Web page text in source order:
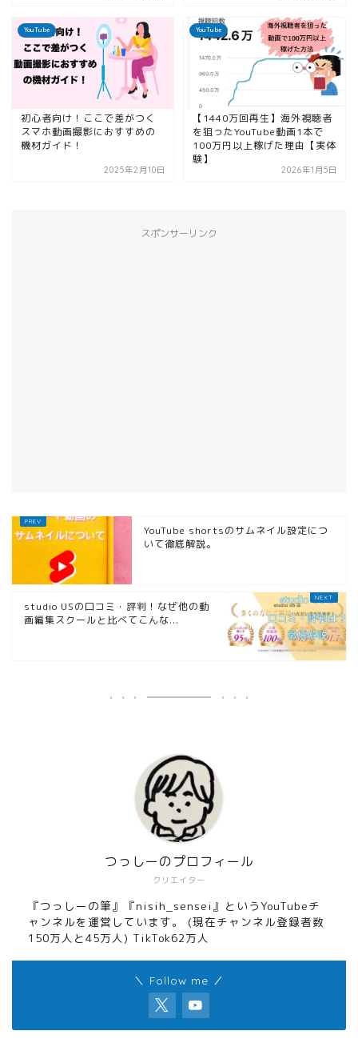
YouTube
初心者向け！ここで差がつく
スマホ動画撮影におすすめの
機材ガイド！
2025年2月10日
YouTube
【1440万回再生】海外視聴者
を狙ったYouTube動画1本で
100万円以上稼げた理由【実体
験】
2026年1月5日
スポンサーリンク
YouTube shortsのサムネイル設定につ
いて徹底解説。
studio USの口コミ・評判！なぜ他の動
画編集スクールと比べてこんな...
クリエイター
つっしーのプロフィール
『つっしーの筆』『nisih_sensei』というYouTubeチ
ャンネルを運営しています。 (現在チャンネル登録者数
150万人と45万人) TikTok62万人
＼ Follow me ／